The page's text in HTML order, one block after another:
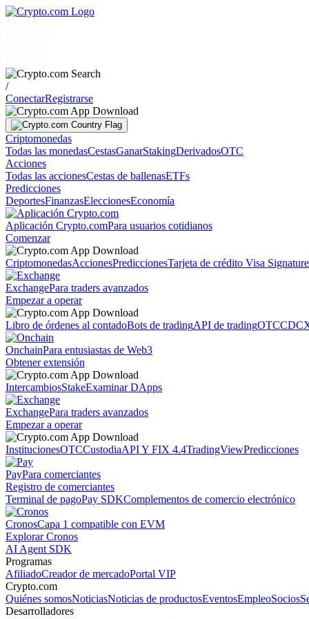
/
ConectarRegistrarse
Criptomonedas
Todas las monedasCestasGanarStakingDerivadosOTC
Acciones
Todas las accionesCestas de ballenasETFs
Predicciones
DeportesFinanzasEleccionesEconomía
Aplicación Crypto.comPara usuarios cotidianos
Comenzar
CriptomonedasAccionesPrediccionesTarjeta de crédito Visa
ExchangePara traders avanzados
Empezar a operar
Libro de órdenes al contadoBots de tradingAPI de tradingOTC
OnchainPara entusiastas de Web3
Obtener extensión
IntercambiosStakeExaminar DApps
ExchangePara traders avanzados
Empezar a operar
InstitucionesOTCCustodiaAPI Y FIX 4.4TradingViewPredicciones
PayPara comerciantes
Registro de comerciantes
Terminal de pagoPay SDKComplementos de comercio electrónico
CronosCapa 1 compatible con EVM
Explorar Cronos
AI Agent SDK
Programas
AfiliadoCreador de mercadoPortal VIP
Crypto.com
Quiénes somosNoticiasNoticias de productosEventosEmpleoSocios
Desarrolladores